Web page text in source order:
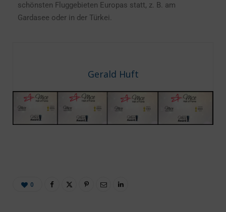
schönsten Fluggebieten Europas statt, z. B. am
Gardasee oder in der Türkei.
Gerald Huft
0